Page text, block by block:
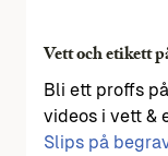
Vett och etikett
Bli ett proffs
videos i vett &
Slips på